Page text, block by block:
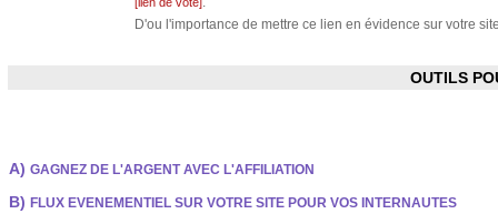
D'ou l'importance de mettre ce lien en évidence sur votre
OUTILS
A) GAGNEZ DE L'ARGENT AVEC L'AFFILIATION
B) FLUX EVENEMENTIEL SUR VOTRE SITE POUR VOS INTERNAUTES